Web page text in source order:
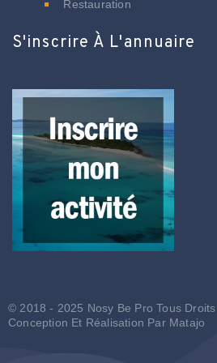
Restauration
S'inscrire À L'annuaire
© 2018 - 2025 Nosy Be Pro Tous Droits
Conception Et Réalisation Par Matajo